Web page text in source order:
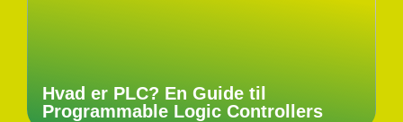
Hvad er PLC? En Guide til
Programmable Logic Controllers